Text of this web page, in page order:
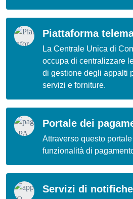
Piattaforma
La Centrale Unica di
occupa di centralizzare
di gestione degli appalti
servizi e forniture.
Portale dei
Attraverso questo
funzionalità di
Servizi di